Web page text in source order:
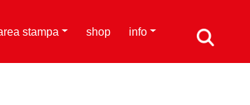
stampa shop info